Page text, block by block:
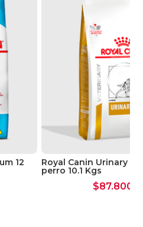
causar malestar
fórmula nutricional
que ayuda a reducir de
de bolas de pelo.
en HAIRBALL
reforzada de
el psyllium,
insolubles que
tránsito intestinal.
regular diaria en las
impidiendo que se
y finalmente lo
12 Royal Canin Urinary S/
perro 10.1 Kgs
$87.800